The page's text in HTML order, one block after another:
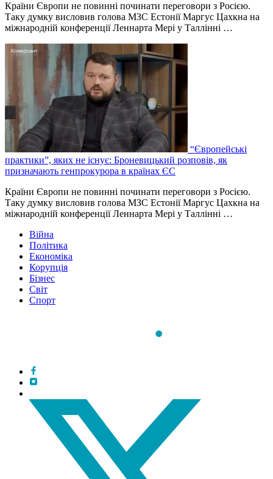
Країни Європи не повинні починати переговори з Росією.
Таку думку висловив голова МЗС Естонії Маргус Цахкна на
міжнародній конференції Леннарта Мері у Таллінні …
“Європейські
практики”, яких не існує: Броневицький розповів, як
призначають генпрокурора в країнах ЄС
Країни Європи не повинні починати переговори з Росією.
Таку думку висловив голова МЗС Естонії Маргус Цахкна на
міжнародній конференції Леннарта Мері у Таллінні …
Війна
Політика
Економіка
Корупція
Бізнес
Світ
Спорт